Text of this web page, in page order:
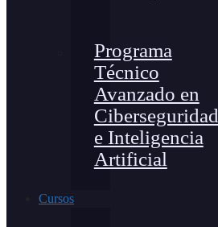
Programa
Técnico
Avanzado en
Ciberseguridad
e Inteligencia
Artificial
Cursos